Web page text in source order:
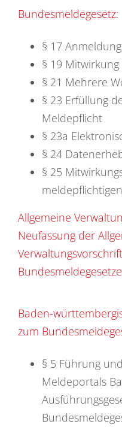
Bundesmeldegesetz:
§ 17
§ 19
§ 21 Mehrere
§ 23 Erfüllung
Meldepflicht
§ 23a
§ 24
§ 25
Allgemeine
Neufassung der
Baden-
zum
§ 5 Führung
Meldeportals